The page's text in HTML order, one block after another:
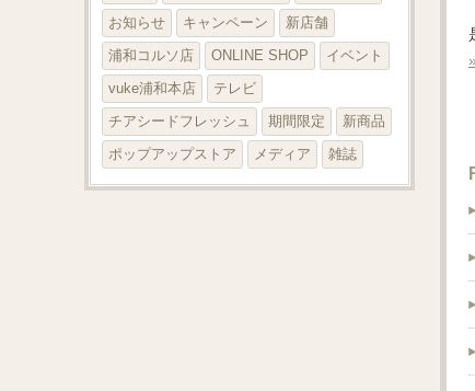
お知らせ
キャンペーン
新店舗
浦和コルソ店
ONLINE SHOP
イベント
vuke浦和本店
テレビ
チアシードフレッシュ
期間限定
新商品
ポップアップストア
メディア 雑誌